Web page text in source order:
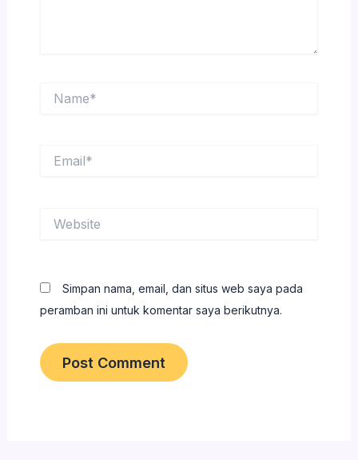
Simpan nama, email, dan situs web saya pada
peramban ini untuk komentar saya berikutnya.